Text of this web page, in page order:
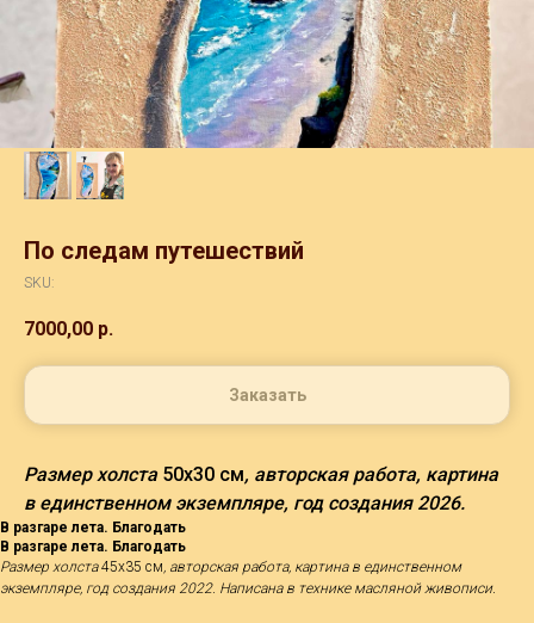
По следам путешествий
SKU:
7000,00 р.
Заказать
Размер холста50х30 см, авторская работа, картина
в единственном экземпляре, год создания 2026.
В разгаре лета. Благодать
В разгаре лета. Благодать
Размер холста45х35 см, авторская работа, картина в единственном
экземпляре, год создания 2022. Написана в технике масляной живописи.